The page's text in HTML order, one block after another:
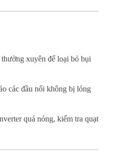
xuyên để loại bỏ bụi
các đầu nối không bị lỏng
quá nóng, kiểm tra quạt